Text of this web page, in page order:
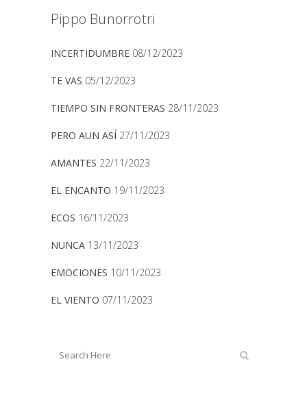
Pippo Bunorrotri
INCERTIDUMBRE 08/12/2023
TE VAS 05/12/2023
TIEMPO SIN FRONTERAS 28/11/2023
PERO AUN ASÍ 27/11/2023
AMANTES 22/11/2023
EL ENCANTO 19/11/2023
ECOS 16/11/2023
NUNCA 13/11/2023
EMOCIONES 10/11/2023
EL VIENTO 07/11/2023